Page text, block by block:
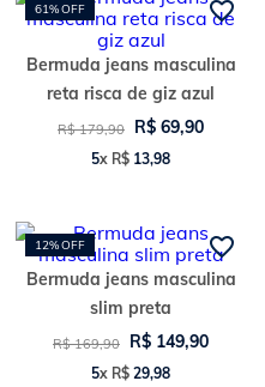
61%OFF
Bermuda jeans masculina
reta risca de giz azul
R$ 179,90 R$ 69,90
5x R$ 13,98
12%OFF
Bermuda jeans masculina
slim preta
R$ 169,90 R$ 149,90
5x R$ 29,98